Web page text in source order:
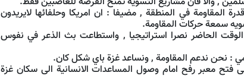
المقاومة في المنطقة , مضيفا : ان امريكا وحلفائها لايريدون
سمعة حركات المقاومة.
الحاضر نصرا استراتيجيا , واستطاعت بث الذعر في نفوس
: نحن ندعم المقاومة , ونساعد غزة باي شكل كان.
فتح معبر رفح امام وصول المساعدات الانسانية الى سكان غزة